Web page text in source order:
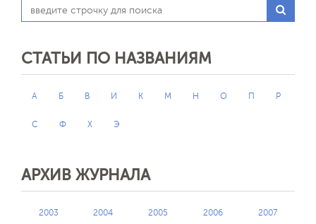
СТАТЬИ ПО НАЗВАНИЯМ
А Б В И К М Н О П Р
С Ф Х Э
АРХИВ ЖУРНАЛА
2003 2004 2005 2006 2007